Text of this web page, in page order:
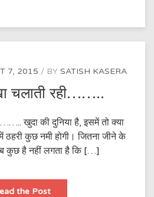
का
कर
7, 2015 BY SATISH KASERA
चलाती रही……..
खुदा की दुनिया है, इसमें तो क्या
ठहरी कुछ नमी होगी। जितना जीने के
कुछ है नहीं लगता है कि […]
the Postचांद